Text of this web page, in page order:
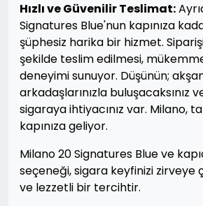
Hızlı ve Güvenilir Teslimat:
Signatures Blue'nun kapınıza
şüphesiz harika bir hizmet.
şekilde teslim edilmesi,
deneyimi sunuyor. Düşünün;
arkadaşlarınızla buluşacaksınız
sigaraya ihtiyacınız var. Milano,
kapınıza geliyor.
Milano 20 Signatures Blue ve
seçeneği, sigara keyfinizi zirveye
ve lezzetli bir tercihtir.